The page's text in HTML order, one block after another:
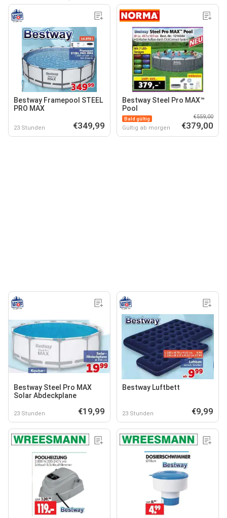
Bestway Framepool STEEL
PRO MAX
23 Stunden €349,99
Bestway Steel Pro MAX™
Pool
Bald gültig
Gültig ab morgen
€559,00
€379,00
Bestway Steel Pro MAX
Solar Abdeckplane
23 Stunden €19,99
Bestway Luftbett
23 Stunden €9,99